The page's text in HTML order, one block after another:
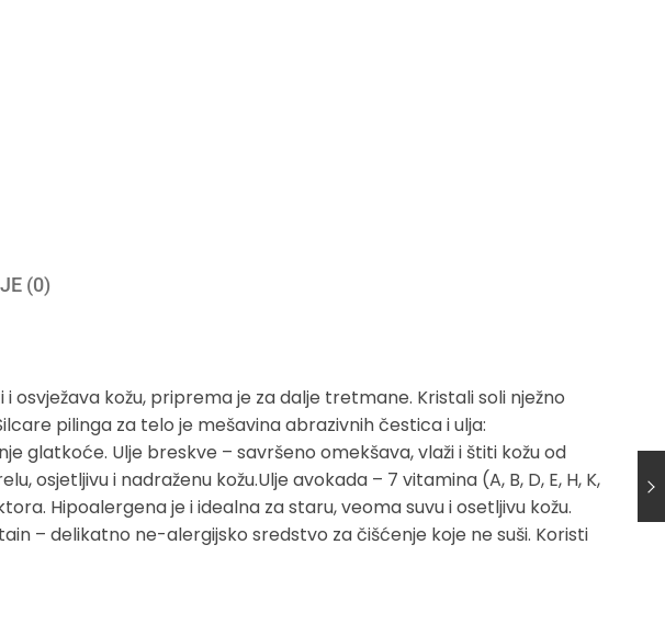
(0)
osvježava kožu, priprema je za dalje tretmane. Kristali soli nježno
pilinga za telo je mešavina abrazivnih čestica i ulja:
glatkoće. Ulje breskve – savršeno omekšava, vlaži i štiti kožu od
osjetljivu i nadraženu kožu.Ulje avokada – 7 vitamina (A, B, D, E, H, K,
Hipoalergena je i idealna za staru, veoma suvu i osetljivu kožu.
– delikatno ne-alergijsko sredstvo za čišćenje koje ne suši. Koristi